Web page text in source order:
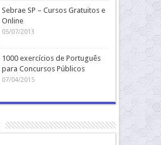
Sebrae SP – Cursos Gratuitos e
Online
05/07/2013
1000 exercícios de Português
para Concursos Públicos
07/04/2015